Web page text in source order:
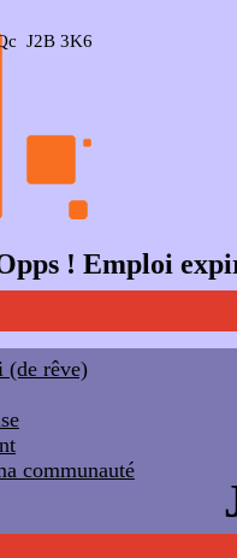
J2B 3K6
(de rêve)
communauté
! Emploi
a expiré. Veuillez